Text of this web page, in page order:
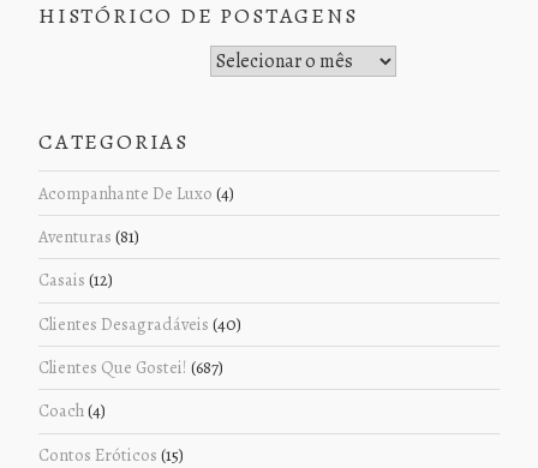
HISTÓRICO DE POSTAGENS
CATEGORIAS
Acompanhante De Luxo (4)
Aventuras (81)
Casais (12)
Clientes Desagradáveis (40)
Clientes Que Gostei! (687)
Coach(4)
Contos Eróticos (15)